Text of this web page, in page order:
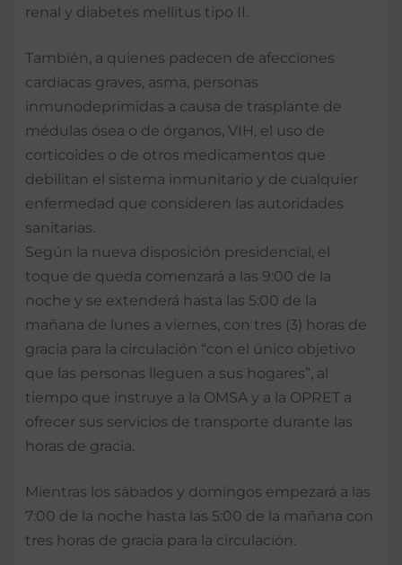
renal y diabetes mellitus tipo II.
También, a quienes padecen de afecciones
cardíacas graves, asma, personas
inmunodeprimidas a causa de trasplante de
médulas ósea o de órganos, VIH, el uso de
corticoides o de otros medicamentos que
debilitan el sistema inmunitario y de cualquier
enfermedad que consideren las autoridades
sanitarias.
Según la nueva disposición presidencial, el
toque de queda comenzará a las 9:00 de la
noche y se extenderá hasta las 5:00 de la
mañana de lunes a viernes, con tres (3) horas de
gracia para la circulación “con el único objetivo
que las personas lleguen a sus hogares”, al
tiempo que instruye a la OMSA y a la OPRET a
ofrecer sus servicios de transporte durante las
horas de gracia.
Mientras los sábados y domingos empezará a las
7:00 de la noche hasta las 5:00 de la mañana con
tres horas de gracia para la circulación.